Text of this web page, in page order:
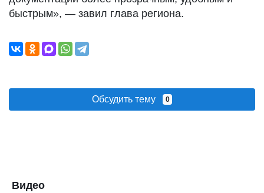
быстрым», — завил глава региона.
Обсудить тему 0
Видео